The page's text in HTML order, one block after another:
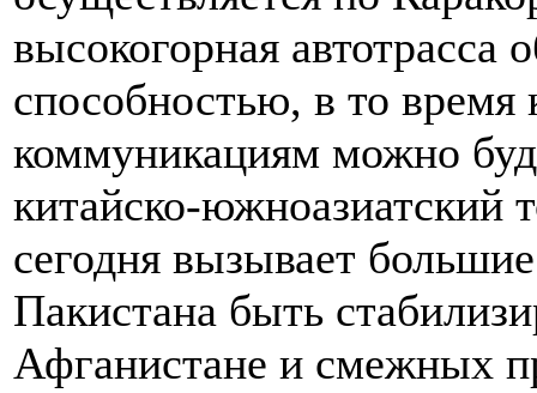
высокогорная автотрасса
способностью, в то время
коммуникациям можно
китайско-южноазиатский
сегодня вызывает
Пакистана быть
Афганистане и смежных